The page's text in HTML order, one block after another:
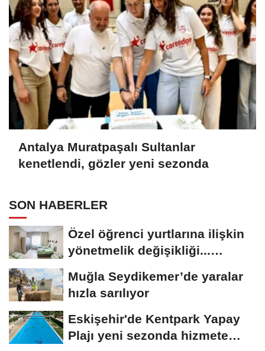
Antalya Muratpaşalı Sultanlar
kenetlendi, gözler yeni sezonda
SON HABERLER
Özel öğrenci yurtlarına ilişkin
yönetmelik değişikliği...
Muğla Seydikemer’de yaralar
hızla sarılıyor
Eskişehir'de Kentpark Yapay
Plajı yeni sezonda hizmete